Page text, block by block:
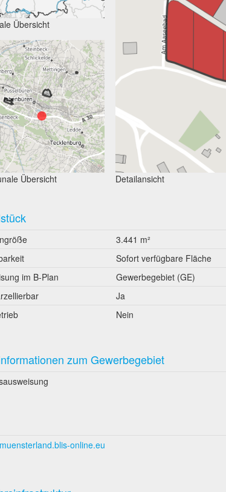
Übersicht
Übersicht Detailansicht
3.441 m²
Sofort verfügbare Fläche
im B-Plan
Gewerbegebiet (GE)
Ja
Nein
zum Gewerbegebiet
online.eu